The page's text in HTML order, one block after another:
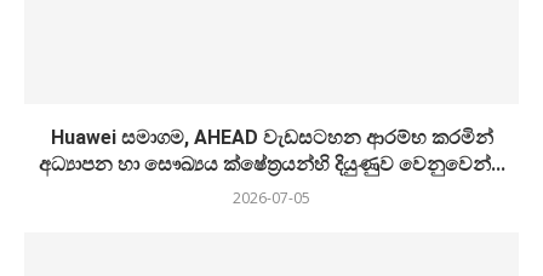
Huawei සමාගම, AHEAD වැඩසටහන ආරම්භ කරමින්
අධ්‍යාපන හා සෞඛ්‍යය ක්ෂේත්‍රයන්හි දියුණුව වෙනුවෙන්...
2026-07-05